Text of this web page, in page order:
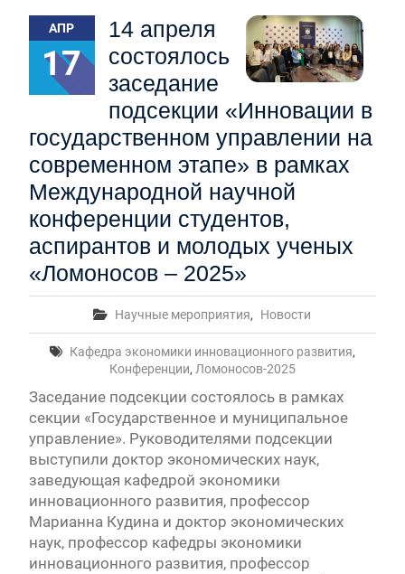
Конкурсные списки лиц, прошедших
вступительные испытания в МГУ имени
М.В.Ломоносова в 2026 году по каждому
конкурсу (ранжированные списки поступающих)
Вячеслав Никонов в программе «Большая игра» —
Первый канал, 24.07.2026. Часть 1-2
Вниманию абитуриентов бакалавриата! Открыта
онлайн-запись на заключение договора на
обучение
Вячеслав Никонов в программе «Большая игра»
— Первый канал, 05.08.2026. Часть 1-3
АПР
17
14 апреля
состоялось
заседание
подсекции «Инновации в
государственном управлении на
современном этапе» в рамках
Международной научной
конференции студентов,
аспирантов и молодых ученых
«Ломоносов – 2025»
Научные мероприятия, Новости
Кафедра экономики инновационного развития,
Конференции, Ломоносов-2025
Заседание подсекции состоялось в рамках
секции «Государственное и муниципальное
управление». Руководителями подсекции
выступили доктор экономических наук,
заведующая кафедрой экономики
инновационного развития, профессор
Марианна Кудина и доктор экономических
наук, профессор кафедры экономики
инновационного развития, профессор